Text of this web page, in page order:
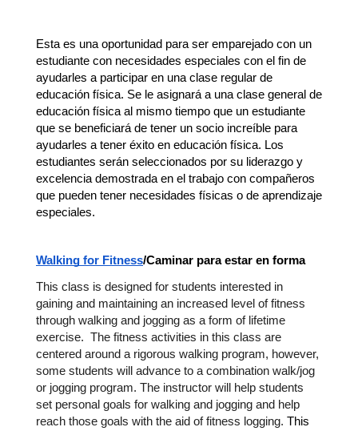
Esta es una oportunidad para ser emparejado con un
estudiante con necesidades especiales con el fin de
ayudarles a participar en una clase regular de
educación física. Se le asignará a una clase general de
educación física al mismo tiempo que un estudiante
que se beneficiará de tener un socio increíble para
ayudarles a tener éxito en educación física. Los
estudiantes serán seleccionados por su liderazgo y
excelencia demostrada en el trabajo con compañeros
que pueden tener necesidades físicas o de aprendizaje
especiales.
Walking for Fitness/Caminar para estar en forma
This class is designed for students interested in
gaining and maintaining an increased level of fitness
through walking and jogging as a form of lifetime
exercise.  The fitness activities in this class are
centered around a rigorous walking program, however,
some students will advance to a combination walk/jog
or jogging program. The instructor will help students
set personal goals for walking and jogging and help
reach those goals with the aid of fitness logging. This